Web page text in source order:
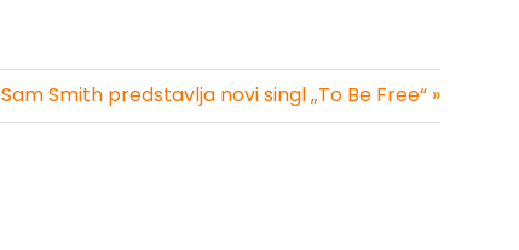
Sam Smith predstavlja novi singl „To Be Free“ »